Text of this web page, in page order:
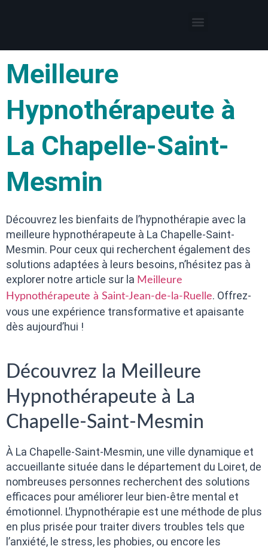
Meilleure
Hypnothérapeute à
La Chapelle-Saint-
Mesmin
Découvrez les bienfaits de l’hypnothérapie avec la
meilleure hypnothérapeute à La Chapelle-Saint-
Mesmin. Pour ceux qui recherchent également des
solutions adaptées à leurs besoins, n’hésitez pas à
explorer notre article sur la Meilleure
Hypnothérapeute à Saint-Jean-de-la-Ruelle. Offrez-
vous une expérience transformative et apaisante
dès aujourd’hui !
Découvrez la Meilleure
Hypnothérapeute à La
Chapelle-Saint-Mesmin
À La Chapelle-Saint-Mesmin, une ville dynamique et
accueillante située dans le département du Loiret, de
nombreuses personnes recherchent des solutions
efficaces pour améliorer leur bien-être mental et
émotionnel. L’hypnothérapie est une méthode de plus
en plus prisée pour traiter divers troubles tels que
l’anxiété, le stress, les phobies, ou encore les